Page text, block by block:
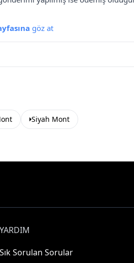
göz at
Siyah Mont
YARDIM
Sık Sorulan Sorular